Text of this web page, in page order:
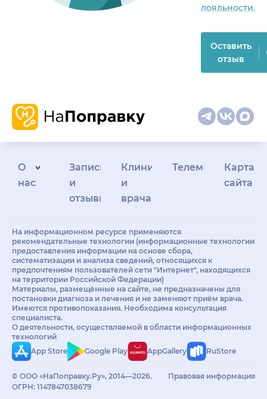
лояльности.
Оставить
отзыв
О
нас
Запись
и
отзывы
Клиникам
и
врачам
Телемедицина
Карта
сайта
На информационном ресурсе применяются
рекомендательные технологии (информационные технологии
предоставления информации на основе сбора,
систематизации и анализа сведений, относящихся к
предпочтениям пользователей сети "Интернет", находящихся
на территории Российской Федерации)
Материалы, размещённые на сайте, не предназначены для
постановки диагноза и лечения и не заменяют приём врача.
Имеются противопоказания. Необходима консультация
специалиста.
О деятельности, осуществляемой в области информационных
технологий
App Store
Google Play AppGallery RuStore
© ООО «НаПоправку.Ру», 2014—2026.
ОГРН: 1147847038679
Правовая информация